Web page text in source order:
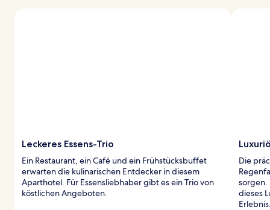
Leckeres Essens-Trio
Ein Restaurant, ein Café und ein Frühstücksbuffet
erwarten die kulinarischen Entdecker in diesem
Aparthotel. Für Essensliebhaber gibt es ein Trio von
köstlichen Angeboten.
Die
sorgen.
dieses